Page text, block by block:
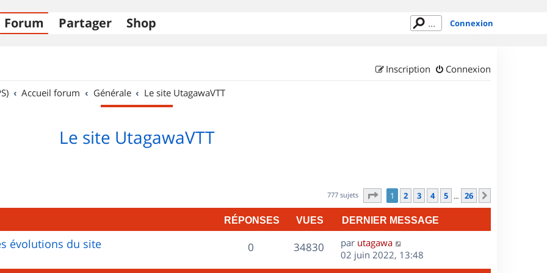
Forum Partager Shop Connexion
Connexion
Inscription
Accueil forum Générale Le site UtagawaVTT
Le site UtagawaVTT
777 sujets Page sur26
1 2 3 4 5 … 26
RÉPONSES VUES DERNIER MESSAGE
évolutions du site 0R
é
34830V
u
D
e
r
par utagawa
02 juin 2022, 13:48